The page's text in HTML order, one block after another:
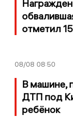
отметил
08/08 08:50
В машине,
ДТП под
ребёнок